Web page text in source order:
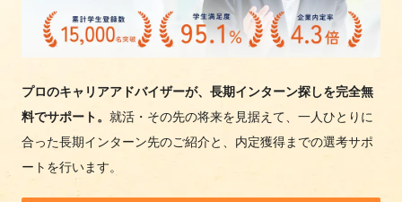
プロのキャリアアドバイザーが、長期インターン探しを完全無
料でサポート。 就活・その先の将来を見据えて、一人ひとりに
合った長期インターン先のご紹介と、内定獲得までの選考サポ
ートを行います。